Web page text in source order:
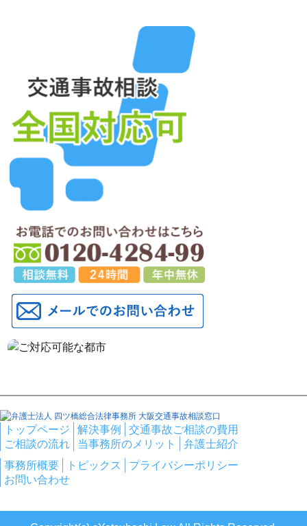
トップページ 解決事例
交通事故ご相談の費用
ご相談の流れ
当事務所のメリット
弁護士紹介
事務所概要
トピックス
プライバシーポリシー
お問い合わせ